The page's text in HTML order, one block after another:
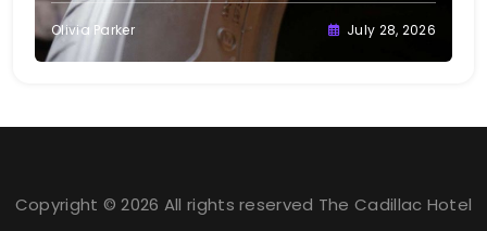
Olivia Parker July 28, 2026
Copyright © 2026 All rights reserved The Cadillac Hotel